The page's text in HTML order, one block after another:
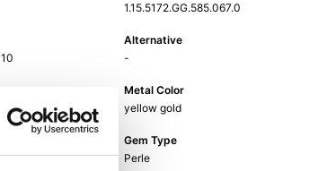
1.15.5172.GG.585.067.0
Alternative
-
Metal Color
yellow gold
Gem Type
Perle